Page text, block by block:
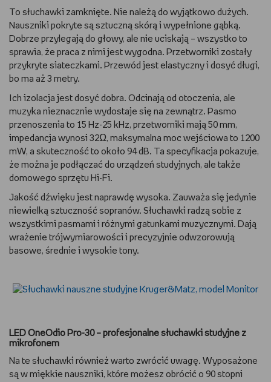
To słuchawki zamknięte. Nie należą do wyjątkowo dużych.
Nauszniki pokryte są sztuczną skórą i wypełnione gąbką.
Dobrze przylegają do głowy, ale nie uciskają – wszystko to
sprawia, że praca z nimi jest wygodna. Przetworniki zostały
przykryte siateczkami. Przewód jest elastyczny i dosyć długi,
bo ma aż 3 metry.
Ich izolacja jest dosyć dobra. Odcinają od otoczenia, ale
muzyka nieznacznie wydostaje się na zewnątrz. Pasmo
przenoszenia to 15 Hz-25 kHz, przetworniki mają 50 mm,
impedancja wynosi 32Ω, maksymalna moc wejściowa to 1200
mW, a skuteczność to około 94 dB. Ta specyfikacja pokazuje,
że można je podłączać do urządzeń studyjnych, ale także
domowego sprzętu Hi-Fi.
Jakość dźwięku jest naprawdę wysoka. Zauważa się jedynie
niewielką sztuczność sopranów. Słuchawki radzą sobie z
wszystkimi pasmami i różnymi gatunkami muzycznymi. Dają
wrażenie trójwymiarowości i precyzyjnie odwzorowują
basowe, średnie i wysokie tony.
LED OneOdio Pro-30 – profesjonalne słuchawki studyjne z
mikrofonem
Na te słuchawki również warto zwrócić uwagę. Wyposażone
są w miękkie nauszniki, które możesz obrócić o 90 stopni